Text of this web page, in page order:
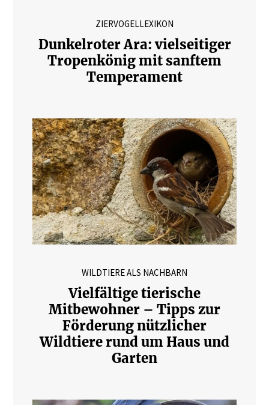
ZIERVOGELLEXIKON
Dunkelroter Ara: vielseitiger
Tropenkönig mit sanftem
Temperament
WILDTIERE ALS NACHBARN
Vielfältige tierische
Mitbewohner – Tipps zur
Förderung nützlicher
Wildtiere rund um Haus und
Garten